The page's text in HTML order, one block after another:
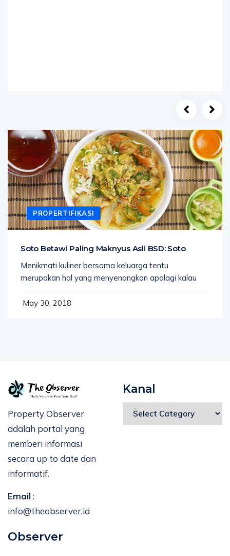
PROPERTIFIKASI
Soto Betawi Paling Maknyus Asli BSD: Soto
Menikmati kuliner bersama keluarga tentu
merupakan hal yang menyenangkan apalagi kalau
May 30, 2018
Property Observer
adalah portal yang
memberi informasi
secara up to date dan
informatif.
Email:
info@theobserver.id
Kanal
Observer